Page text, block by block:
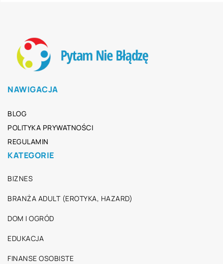
NAWIGACJA
BLOG
POLITYKA PRYWATNOŚCI
REGULAMIN
KATEGORIE
BIZNES
BRANŻA ADULT (EROTYKA, HAZARD)
DOM I OGRÓD
EDUKACJA
FINANSE OSOBISTE